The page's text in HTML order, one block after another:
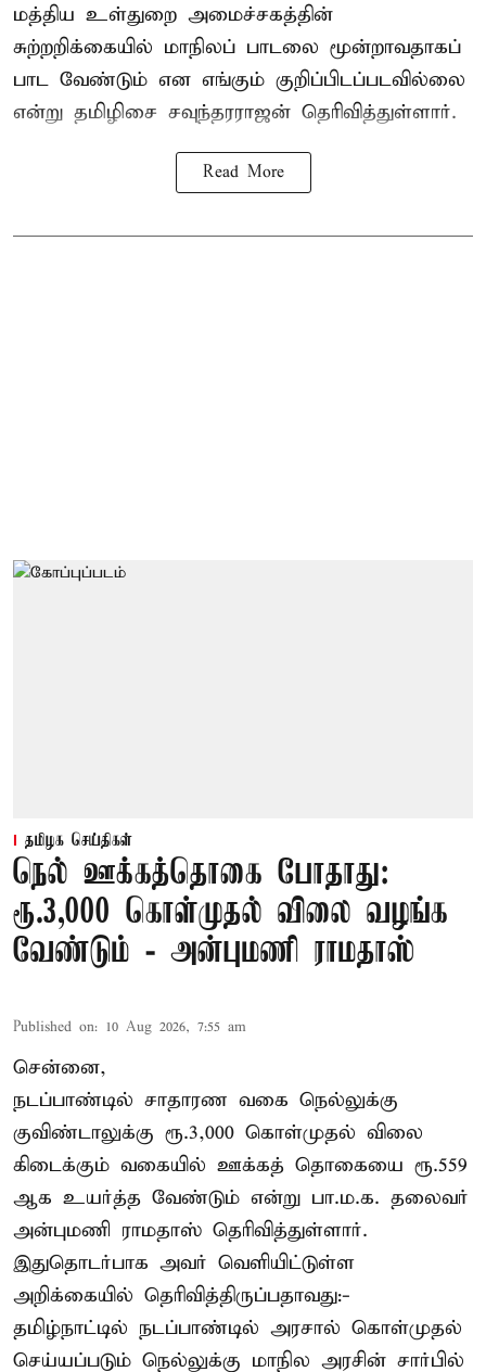
மத்திய உள்துறை அமைச்சகத்தின்
சுற்றறிக்கையில் மாநிலப் பாடலை மூன்றாவதாகப்
பாட வேண்டும் என எங்கும் குறிப்பிடப்படவில்லை
என்று தமிழிசை சவுந்தரராஜன் தெரிவித்துள்ளார்.
Read More
தமிழக செய்திகள்
நெல் ஊக்கத்தொகை போதாது:
ரூ.3,000 கொள்முதல் விலை வழங்க
வேண்டும் - அன்புமணி ராமதாஸ்
Published on: 10 Aug 2026, 7:55 am
சென்னை,
நடப்பாண்டில் சாதாரண வகை நெல்லுக்கு
குவிண்டாலுக்கு ரூ.3,000 கொள்முதல் விலை
கிடைக்கும் வகையில் ஊக்கத் தொகையை ரூ.559
ஆக உயர்த்த வேண்டும் என்று பா.ம.க. தலைவர்
அன்புமணி ராமதாஸ் தெரிவித்துள்ளார்.
இதுதொடர்பாக அவர் வெளியிட்டுள்ள
அறிக்கையில் தெரிவித்திருப்பதாவது:-
தமிழ்நாட்டில் நடப்பாண்டில் அரசால் கொள்முதல்
செய்யப்படும் நெல்லுக்கு மாநில அரசின் சார்பில்